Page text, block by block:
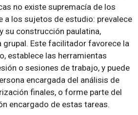
no existe supremacía de los
a los sujetos de estudio: prevalece
su construcción paulatina,
grupal. Este facilitador favorece la
establece las herramientas
o sesiones de trabajo, y puede
encargada del análisis de
finales, o forme parte del
encargado de estas tareas.